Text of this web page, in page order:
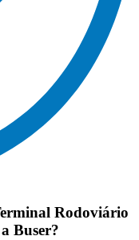
Rodoviário
Buser?